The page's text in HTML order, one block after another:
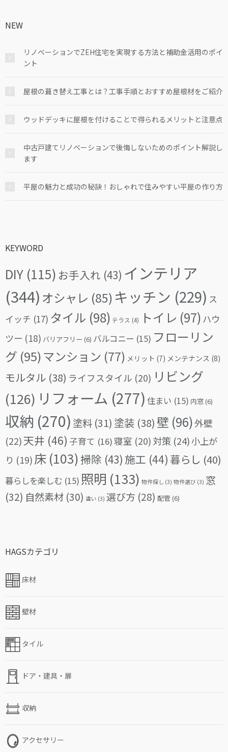
NEW
リノベーションでZEH住宅を実現する方法と補助金活用のポイ
ント
屋根の葺き替え工事とは？工事手順とおすすめ屋根材をご紹介
ウッドデッキに屋根を付けることで得られるメリットと注意点
中古戸建てリノベーションで後悔しないためのポイント解説し
ます
平屋の魅力と成功の秘訣！おしゃれで住みやすい平屋の作り方
KEYWORD
DIY (115) お手入れ (43) インテリア
(344) オシャレ (85) キッチン (229) ス
イッチ (17) タイル (98) テラス (4) トイレ (97) ハウ
ツー (18) バリアフリー (6) バルコニー (15) フローリン
グ (95)マンション (77) メリット (7) メンテナンス (8)
モルタル (38) ライフスタイル (20) リビング
(126) リフォーム (277) 住まい (15) 内窓(6)
収納 (270) 塗料 (31) 塗装 (38) 壁 (96)外壁
(22)天井 (46) 子育て (16)寝室 (20) 対策 (24)小上が
り (19) 床 (103)掃除 (43) 施工 (44) 暮らし (40)
暮らしを楽しむ (15) 照明 (133) 物件探し (3) 物件選び (3) 窓
(32) 自然素材 (30) 違い (3) 選び方 (28) 配管(6)
HAGSカテゴリ
床材
壁材
タイル
ドア・建具・扉
収納
アクセサリー